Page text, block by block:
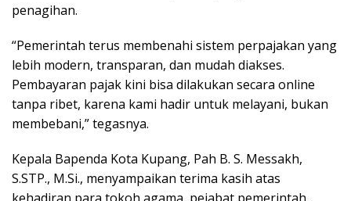
penagihan.
“Pemerintah terus membenahi sistem perpajakan yang
lebih modern, transparan, dan mudah diakses.
Pembayaran pajak kini bisa dilakukan secara online
tanpa ribet, karena kami hadir untuk melayani, bukan
membebani,” tegasnya.
Kepala Bapenda Kota Kupang, Pah B. S. Messakh,
S.STP., M.Si., menyampaikan terima kasih atas